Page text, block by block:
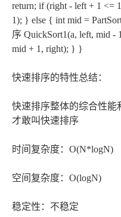
return; if (right - left + 1 <=
1); } else { int mid =
序 QuickSort1(a, left, mid
mid + 1, right); } }
快速排序的特性总结：
快速排序整体的综合性能
才敢叫快速排序
时间复杂度：O(N*logN)
空间复杂度：O(logN)
稳定性：不稳定